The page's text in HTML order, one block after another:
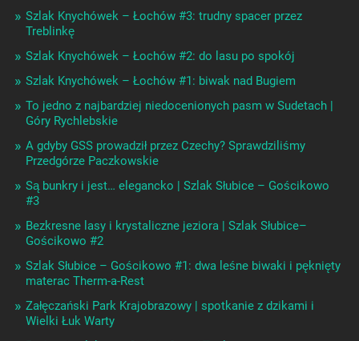
Szlak Knychówek – Łochów #3: trudny spacer przez
Treblinkę
Szlak Knychówek – Łochów #2: do lasu po spokój
Szlak Knychówek – Łochów #1: biwak nad Bugiem
To jedno z najbardziej niedocenionych pasm w Sudetach |
Góry Rychlebskie
A gdyby GSS prowadził przez Czechy? Sprawdziliśmy
Przedgórze Paczkowskie
Są bunkry i jest… elegancko | Szlak Słubice – Gościkowo
#3
Bezkresne lasy i krystaliczne jeziora | Szlak Słubice–
Gościkowo #2
Szlak Słubice – Gościkowo #1: dwa leśne biwaki i pęknięty
materac Therm-a-Rest
Załęczański Park Krajobrazowy | spotkanie z dzikami i
Wielki Łuk Warty